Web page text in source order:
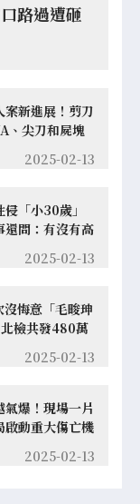
路過遭砸
案新進展！剪刀
、尖刀和屍塊
2025-02-13
「小30歲」
還問：有沒有高
2025-02-13
悔意「毛畯珅
檢共發480萬
2025-02-13
氣爆！現場一片
啟動重大傷亡機
2025-02-13